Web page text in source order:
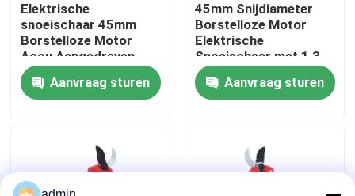
Vraag een offerte
Benzinekettingzaag
elektrische kettingzaag
Elektrische
snoeischaar 45mm
Borstelloze Motor
Accu Aangedreven
Lichtgewicht Design
Aanvraag sturen
45mm Snijdiameter
Borstelloze Motor
Elektrische
Snoeischaar met 1,3
kg Lichtgewicht
OntwerpAanvraag sturen